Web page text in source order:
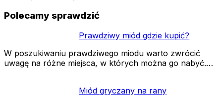
Polecamy sprawdzić
Prawdziwy miód gdzie kupić?
W poszukiwaniu prawdziwego miodu warto zwrócić
uwagę na różne miejsca, w których można go nabyć.…
Miód gryczany na rany